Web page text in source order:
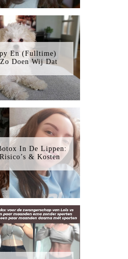
En (Fulltime)
Doen Wij Dat
In De Lippen:
& Kosten